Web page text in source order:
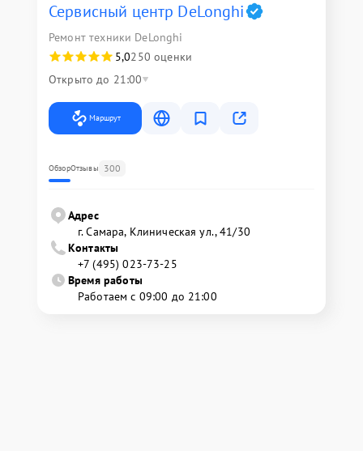
Сервисный центр DeLonghi
Ремонт техники DeLonghi
5,0250 оценки
Открыто до 21:00
Маршрут
ОбзорОтзывы 300
Адрес
г. Самара, Клиническая ул., 41/30
Контакты
+7 (495) 023-73-25
Время работы
Работаем с 09:00 до 21:00